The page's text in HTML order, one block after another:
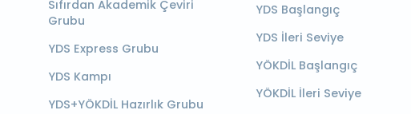
Sıfırdan Akademik Çeviri
Grubu
YDS Express Grubu
YDS Kampı
YDS+YÖKDİL Hazırlık Grubu
YDS Başlangıç
YDS İleri Seviye
YÖKDİL Başlangıç
YÖKDİL İleri Seviye